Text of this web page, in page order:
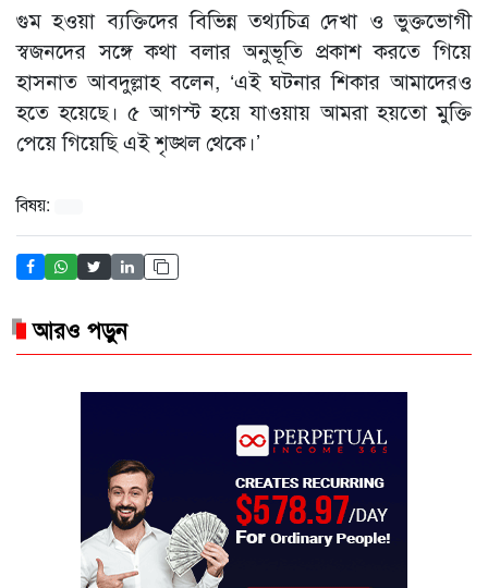
গুম হওয়া ব্যক্তিদের বিভিন্ন তথ্যচিত্র দেখা ও ভুক্তভোগী
স্বজনদের সঙ্গে কথা বলার অনুভূতি প্রকাশ করতে গিয়ে
হাসনাত আবদুল্লাহ বলেন, ‘এই ঘটনার শিকার আমাদেরও
হতে হয়েছে। ৫ আগস্ট হয়ে যাওয়ায় আমরা হয়তো মুক্তি
পেয়ে গিয়েছি এই শৃঙ্খল থেকে।’
বিষয়:
আরও পড়ুন